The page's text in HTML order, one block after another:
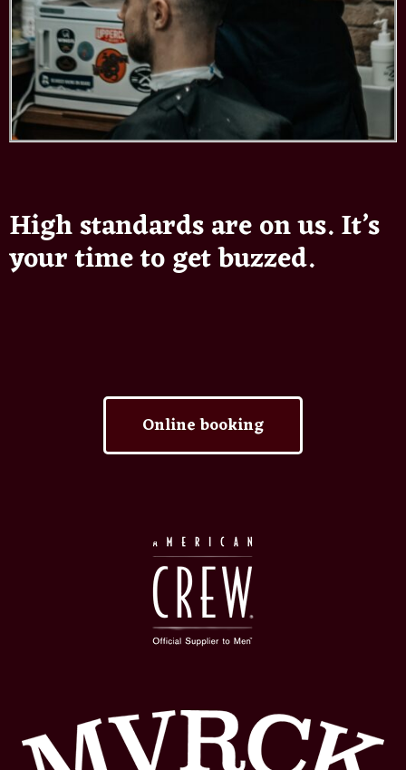
High standards are on us. It’s
your time to get buzzed.
Online booking